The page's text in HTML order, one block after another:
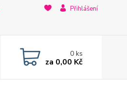
Přihlášení
0ks
za 0,00 Kč